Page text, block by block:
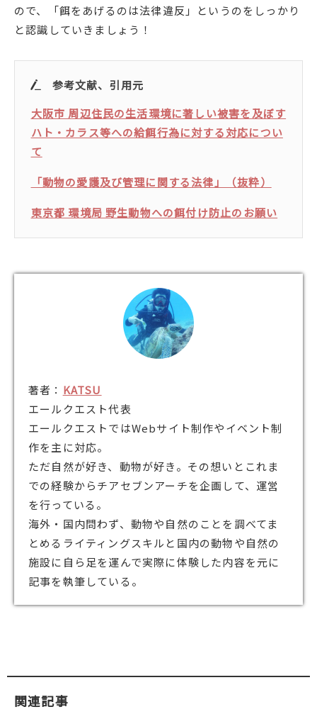
ので、「餌をあげるのは法律違反」というのをしっかり
と認識していきましょう！
参考文献、引用元
大阪市 周辺住民の生活環境に著しい被害を及ぼす
ハト・カラス等への給餌行為に対する対応につい
て
「動物の愛護及び管理に関する法律」（抜粋）
東京都 環境局 野生動物への餌付け防止のお願い
著者： KATSU
エールクエスト代表
エールクエストではWebサイト制作やイベント制
作を主に対応。
ただ自然が好き、動物が好き。その想いとこれま
での経験からチアセブンアーチを企画して、運営
を行っている。
海外・国内問わず、動物や自然のことを調べてま
とめるライティングスキルと国内の動物や自然の
施設に自ら足を運んで実際に体験した内容を元に
記事を執筆している。
関連記事